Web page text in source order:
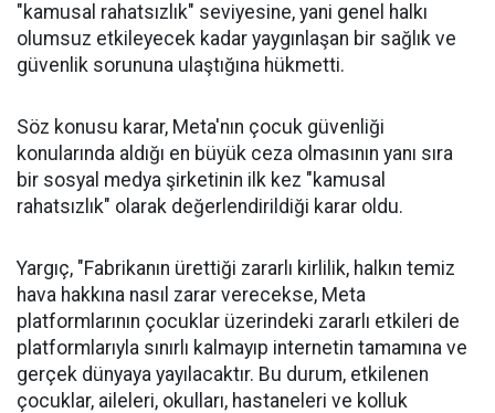
"kamusal rahatsızlık" seviyesine, yani genel halkı
olumsuz etkileyecek kadar yaygınlaşan bir sağlık ve
güvenlik sorununa ulaştığına hükmetti.
Söz konusu karar, Meta'nın çocuk güvenliği
konularında aldığı en büyük ceza olmasının yanı sıra
bir sosyal medya şirketinin ilk kez "kamusal
rahatsızlık" olarak değerlendirildiği karar oldu.
Yargıç, "Fabrikanın ürettiği zararlı kirlilik, halkın temiz
hava hakkına nasıl zarar verecekse, Meta
platformlarının çocuklar üzerindeki zararlı etkileri de
platformlarıyla sınırlı kalmayıp internetin tamamına ve
gerçek dünyaya yayılacaktır. Bu durum, etkilenen
çocuklar, aileleri, okulları, hastaneleri ve kolluk